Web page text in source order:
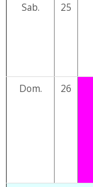
Sab. 25
Dom. 26